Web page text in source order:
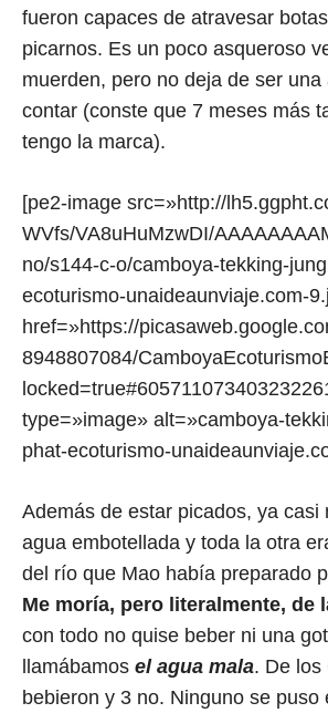
fueron capaces de atravesar
picarnos. Es un poco asqueroso
muerden, pero no deja de ser
contar (conste que 7 meses más
tengo la marca).
[pe2-image src=»http://
WVfs/VA8uHuMzwDI/
no/s144-c-o/camboya-tekking-
ecoturismo-unaideaunviaje.com-
href=»https://
8948807084/
type=»image» alt=»camboya-
phat-ecoturismo-
Además de estar picados, ya casi
agua embotellada y toda la otra
del río que Mao había preparado
Me moría, pero literalmente, de
con todo no quise beber ni una
llamábamos el agua mala. De los
bebieron y 3 no. Ninguno se puso